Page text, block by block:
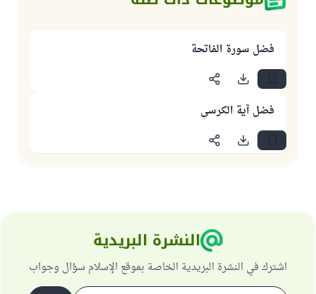
فضل سورة الفاتحة
فضل آية الكرسي
النشرة البريدية
اشترك في النشرة البريدية الخاصة بموقع الإسلام سؤال وجواب